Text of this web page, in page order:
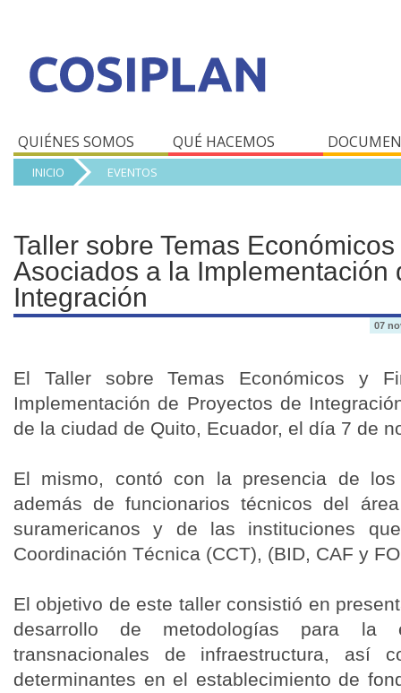
QUIÉNES SOMOS QUÉ HACEMOS
INICIO EVENTOS
Taller sobre Temas
Asociados a la Implementación
Integración
07
El Taller sobre Temas Económicos y
Implementación de Proyectos de
de la ciudad de Quito, Ecuador, el día 7 de
El mismo, contó con la presencia de los
además de funcionarios técnicos del
suramericanos y de las instituciones
Coordinación Técnica (CCT), (BID, CAF y
El objetivo de este taller consistió en
desarrollo de metodologías para la
transnacionales de infraestructura, así
determinantes en el establecimiento de